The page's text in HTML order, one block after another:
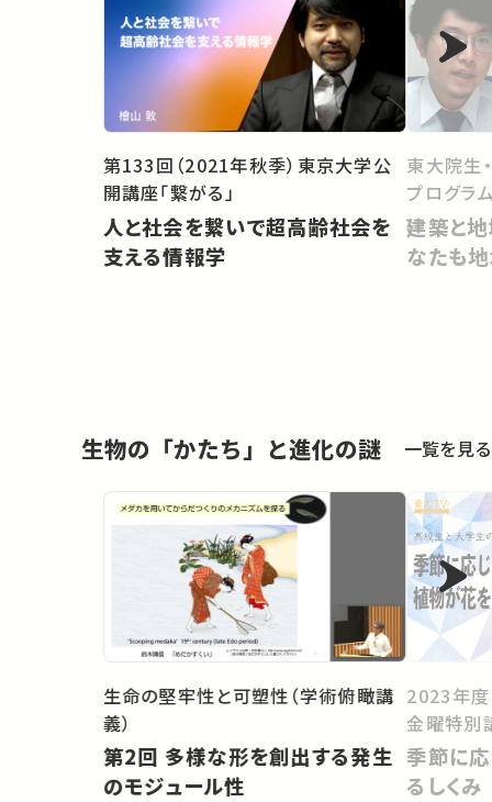
第133回（2021年秋季）東京大学公
開講座「繋がる」
人と社会を繋いで超高齢社会を
支える情報学
東大院生
プログラ
建築と
なたも地
生物の「かたち」と進化の謎 一覧を見る
生命の堅牢性と可塑性（学術俯瞰講
義）
第2回 多様な形を創出する発生
のモジュール性
2023年度
金曜特別
季節に
るしくみ